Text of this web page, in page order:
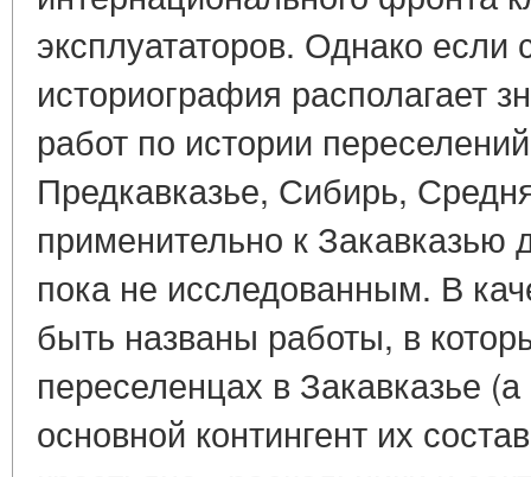
эксплуататоров. Однако если
историография располагает
работ по истории
Предкавказье, Сибирь,
применительно к Закавказью
пока не исследованным. В
быть названы работы, в
переселенцах в Закавказье
основной контингент их